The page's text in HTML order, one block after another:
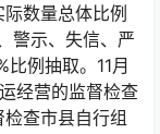
数量总体比例
警示、失信、严
例抽取。11月
经营的监督检查
查市县自行组